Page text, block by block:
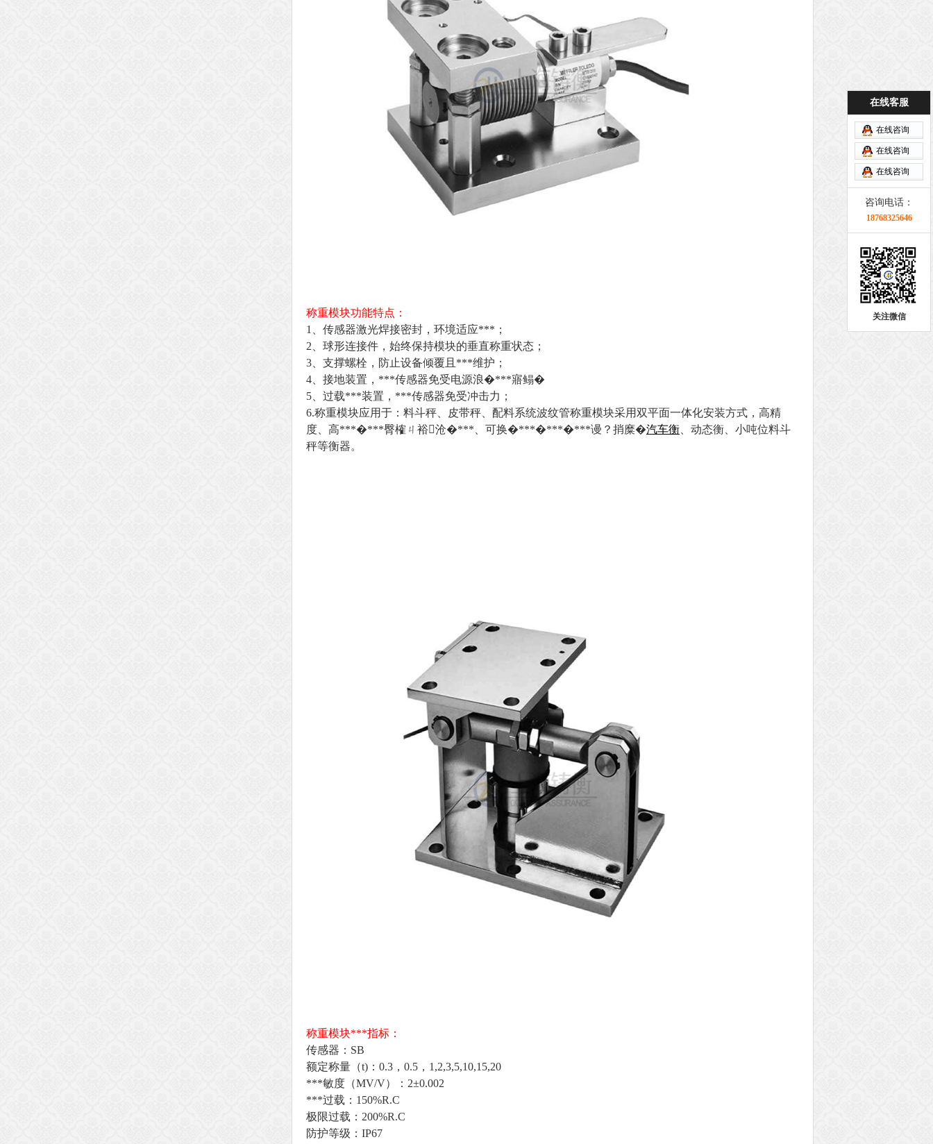
称重模块功能特点：
1、传感器激光焊接密封，环境适应***；
2、球形连接件，始终保持模块的垂直称重状态；
3、支撑螺栓，防止设备倾覆且***维护；
4、接地装置，***传感器免受电源浪�***寤鳎�
5、过载***装置，***传感器免受冲击力；
6.称重模块应用于：料斗秤、皮带秤、配料系统波纹管称重模块采用双平面一体化安装方式，高精
度、高***�***臀榷ㄐ裕沧�***、可换�***�***�***谩？捎糜�汽车衡 、动态衡、小吨位料斗
秤等衡器。
称重模块***指标：
传感器：SB
额定称量（t)：0.3，0.5，1,2,3,5,10,15,20
***敏度（MV/V）：2±0.002
***过载：150%R.C
极限过载：200%R.C
防护等级：IP67
在线客服
在线咨询
在线咨询
在线咨询
咨询电话：
18768325646
关注微信